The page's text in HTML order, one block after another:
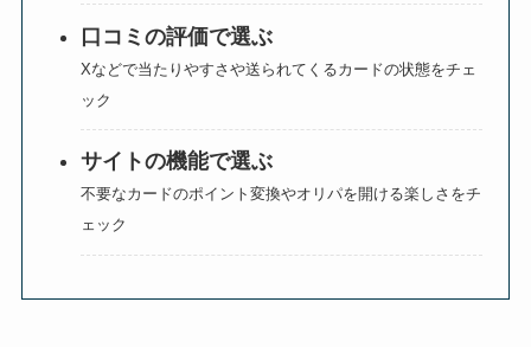
口コミの評価で選ぶ
Xなどで当たりやすさや送られてくるカードの状態をチェ
ック
サイトの機能で選ぶ
不要なカードのポイント変換やオリパを開ける楽しさをチ
ェック